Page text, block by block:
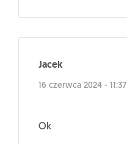
Jacek
16 czerwca 2024 - 11:37
Ok